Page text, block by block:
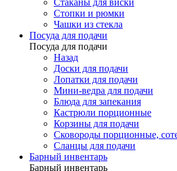
Стаканы для виски
Стопки и рюмки
Чашки из стекла
Посуда для подачи
Посуда для подачи
Назад
Доски для подачи
Лопатки для подачи
Мини-ведра для подачи
Блюда для запекания
Кастрюли порционные
Корзины для подачи
Сковороды порционные,
Сланцы для подачи
Барный инвентарь
Барный инвентарь